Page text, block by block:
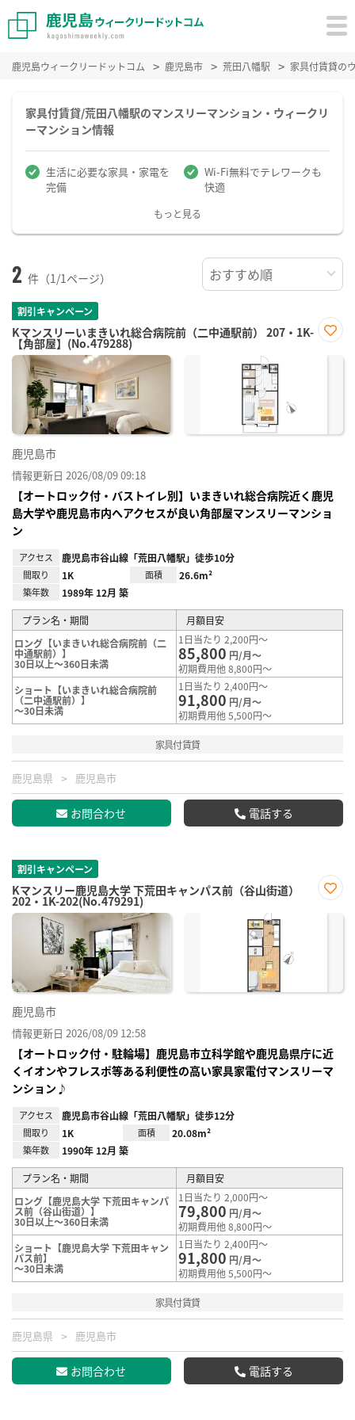
鹿児島ウィークリードットコム 鹿児島市 荒田八幡駅 家具付賃貸の
家具付賃貸/荒田八幡駅のマンスリーマンション・ウィークリ
ーマンション情報
生活に必要な家具・家電を
完備
Wi-Fi無料でテレワークも
快適
もっと見る
2 件（1/1ページ）
割引キャンペーン
Kマンスリーいまきいれ総合病院前（二中通駅前） 207・1K-
【角部屋】(No.479288)
に入
鹿児島市
情報更新日 2026/08/09 09:18
【オートロック付・バストイレ別】いまきいれ総合病院近く鹿児
島大学や鹿児島市内へアクセスが良い角部屋マンスリーマンショ
ン
アクセス 鹿児島市谷山線「荒田八幡駅」徒歩10分
間取り 1K 面積 26.6m²
築年数 1989年 12月 築
プラン名・期間
月額目安
ロング【いまきいれ総合病院前（二
中通駅前）】
30日以上～360日未満
1日当たり 2,200円～
85,800 円/月～
初期費用他 8,800円～
ショート【いまきいれ総合病院前
（二中通駅前）】
～30日未満
1日当たり 2,400円～
91,800 円/月～
初期費用他 5,500円～
家具付賃貸
鹿児島県 鹿児島市
お問合わせ 電話する
割引キャンペーン
Kマンスリー鹿児島大学 下荒田キャンパス前（谷山街道）
202・1K-202(No.479291)
に入
鹿児島市
情報更新日 2026/08/09 12:58
【オートロック付・駐輪場】鹿児島市立科学館や鹿児島県庁に近
くイオンやフレスポ等ある利便性の高い家具家電付マンスリーマ
ンション♪
アクセス 鹿児島市谷山線「荒田八幡駅」徒歩12分
間取り 1K 面積 20.08m²
築年数 1990年 12月 築
プラン名・期間
月額目安
ロング【鹿児島大学 下荒田キャンパ
ス前（谷山街道）】
30日以上～360日未満
1日当たり 2,000円～
79,800 円/月～
初期費用他 8,800円～
ショート【鹿児島大学 下荒田キャン
パス前】
～30日未満
1日当たり 2,400円～
91,800 円/月～
初期費用他 5,500円～
家具付賃貸
鹿児島県 鹿児島市
お問合わせ 電話する